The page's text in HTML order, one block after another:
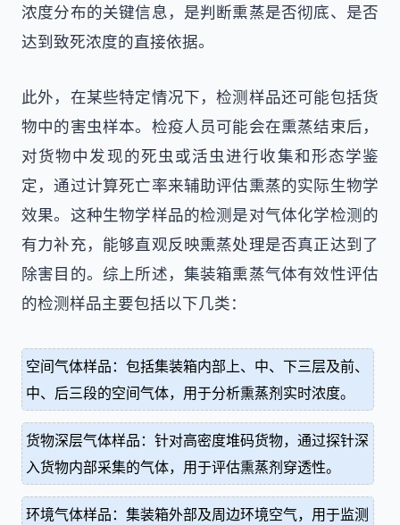
浓度分布的关键信息，是判断熏蒸是否彻底、是否
达到致死浓度的直接依据。
此外，在某些特定情况下，检测样品还可能包括货
物中的害虫样本。检疫人员可能会在熏蒸结束后，
对货物中发现的死虫或活虫进行收集和形态学鉴
定，通过计算死亡率来辅助评估熏蒸的实际生物学
效果。这种生物学样品的检测是对气体化学检测的
有力补充，能够直观反映熏蒸处理是否真正达到了
除害目的。综上所述，集装箱熏蒸气体有效性评估
的检测样品主要包括以下几类：
空间气体样品：包括集装箱内部上、中、下三层及前、
中、后三段的空间气体，用于分析熏蒸剂实时浓度。
货物深层气体样品：针对高密度堆码货物，通过探针深
入货物内部采集的气体，用于评估熏蒸剂穿透性。
环境气体样品：集装箱外部及周边环境空气，用于监测